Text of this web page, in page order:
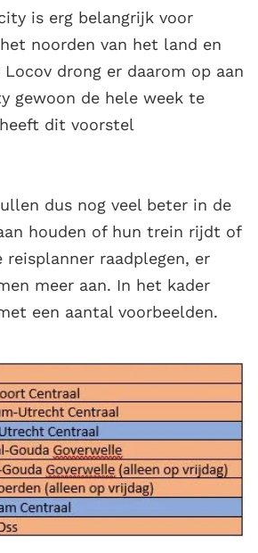
is erg belangrijk voor
noorden van het land en
drong er daarom op aan
gewoon de hele week te
dit voorstel
dus nog veel beter in de
houden of hun trein rijdt of
reisplanner raadplegen, er
meer aan. In het kader
een aantal voorbeelden.